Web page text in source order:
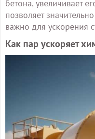
бетона, увеличивает
позволяет
важно для ускорения
Как пар ускоряет